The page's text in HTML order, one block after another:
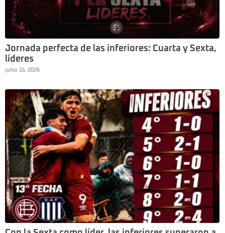
Jornada perfecta de las inferiores: Cuarta y Sexta,
líderes
junio 16, 2026